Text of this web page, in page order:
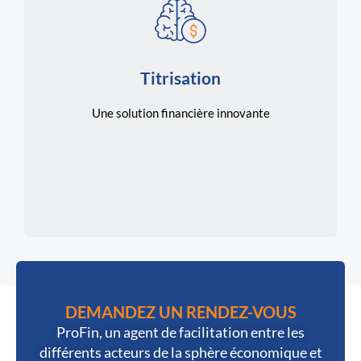
Titrisation
Une solution financière innovante
instruments négociables, pour diversifier vos
investissements et accéder à de nouvelles
EN SAVOIR PLUS
DEMANDEZ UN RENDEZ-VOUS
ProFin, un agent de facilitation entre les
différents acteurs de la sphère économique et